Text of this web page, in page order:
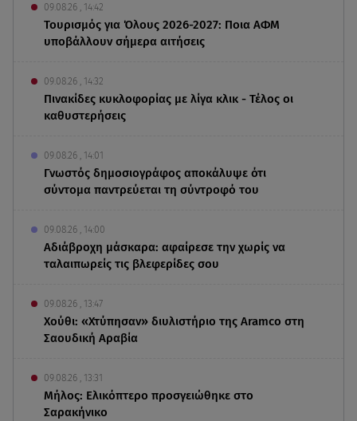
09.08.26 , 14:42
Τουρισμός για Όλους 2026-2027: Ποια ΑΦΜ
υποβάλλουν σήμερα αιτήσεις
09.08.26 , 14:32
Πινακίδες κυκλοφορίας με λίγα κλικ - Τέλος οι
καθυστερήσεις
09.08.26 , 14:01
Γνωστός δημοσιογράφος αποκάλυψε ότι
σύντομα παντρεύεται τη σύντροφό του
09.08.26 , 14:00
Αδιάβροχη μάσκαρα: αφαίρεσε την χωρίς να
ταλαιπωρείς τις βλεφερίδες σου
09.08.26 , 13:47
Χούθι: «Χτύπησαν» διυλιστήριο της Aramco στη
Σαουδική Αραβία
09.08.26 , 13:31
Μήλος: Ελικόπτερο προσγειώθηκε στο
Σαρακήνικο